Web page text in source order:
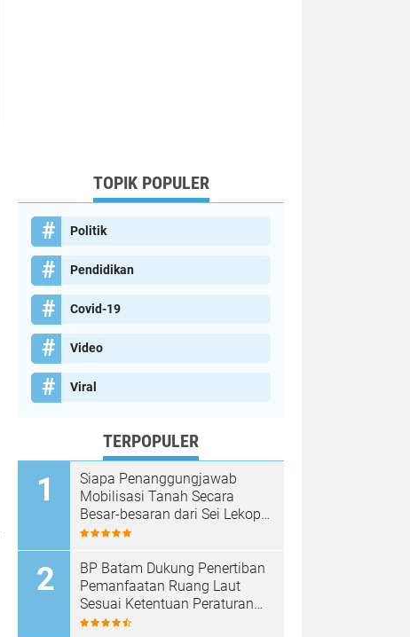
TOPIK POPULER
Politik
Pendidikan
Covid-19
Video
Viral
TERPOPULER
Siapa Penanggungjawab
Mobilisasi Tanah Secara
Besar-besaran dari Sei Lekop
ke Marina Sekupang Batam?
BP Batam Dukung Penertiban
Pemanfaatan Ruang Laut
Sesuai Ketentuan Peraturan
Perundang-undangan